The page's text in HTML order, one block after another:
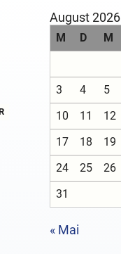
August 2026
M D M
3
4 5
10
11 12
17
18 19
24
25 26
31
« Mai